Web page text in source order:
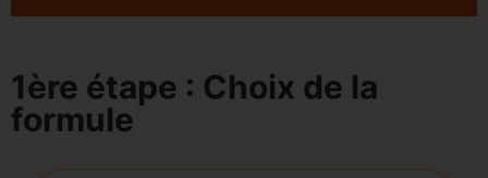
1ère étape : Choix de la
formule